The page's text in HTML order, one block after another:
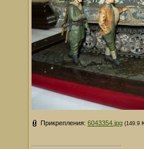
Прикрепления: 6043354.jpg (149.9